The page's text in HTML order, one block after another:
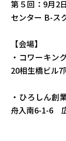
第５回：9月2
センター B-ス
【会場】
・コワーキン
20相生橋ビル7
・ひろしん創
舟入南6-1-6